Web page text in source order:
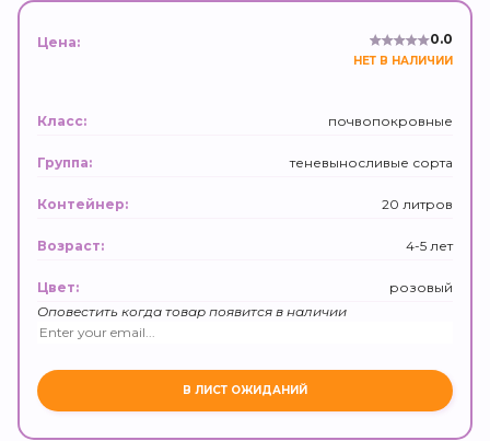
Цена: 0.0
НЕТ В НАЛИЧИИ
Класс: почвопокровные
Группа: теневыносливые сорта
Контейнер: 20 литров
Возраст: 4-5 лет
Цвет:
розовый
Оповестить когда товар появится в наличии